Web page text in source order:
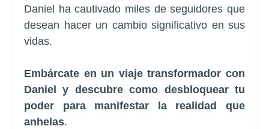
Daniel ha cautivado miles de seguidores que
desean hacer un cambio significativo en sus
vidas.
Embárcate en un viaje transformador con
Daniel y descubre como desbloquear tu
poder para manifestar la realidad que
anhelas.